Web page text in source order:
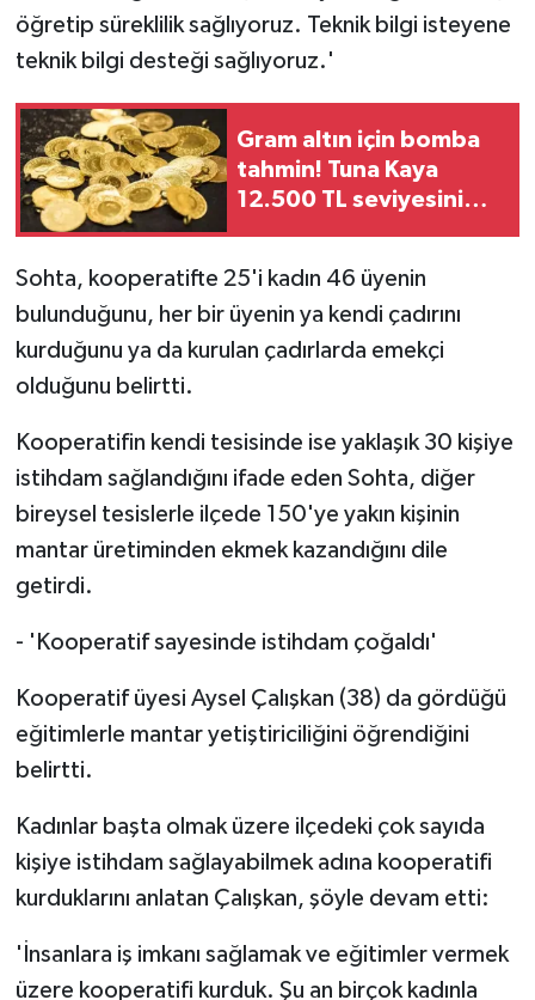
öğretip süreklilik sağlıyoruz. Teknik bilgi isteyene
teknik bilgi desteği sağlıyoruz.'
Gram altın için bomba
tahmin! Tuna Kaya
12.500 TL seviyesini
Sohta, kooperatifte 25'i kadın 46 üyenin
bulunduğunu, her bir üyenin ya kendi çadırını
kurduğunu ya da kurulan çadırlarda emekçi
olduğunu belirtti.
Kooperatifin kendi tesisinde ise yaklaşık 30 kişiye
istihdam sağlandığını ifade eden Sohta, diğer
bireysel tesislerle ilçede 150'ye yakın kişinin
mantar üretiminden ekmek kazandığını dile
getirdi.
- 'Kooperatif sayesinde istihdam çoğaldı'
Kooperatif üyesi Aysel Çalışkan (38) da gördüğü
eğitimlerle mantar yetiştiriciliğini öğrendiğini
belirtti.
Kadınlar başta olmak üzere ilçedeki çok sayıda
kişiye istihdam sağlayabilmek adına kooperatifi
kurduklarını anlatan Çalışkan, şöyle devam etti:
'İnsanlara iş imkanı sağlamak ve eğitimler vermek
üzere kooperatifi kurduk. Şu an birçok kadınla